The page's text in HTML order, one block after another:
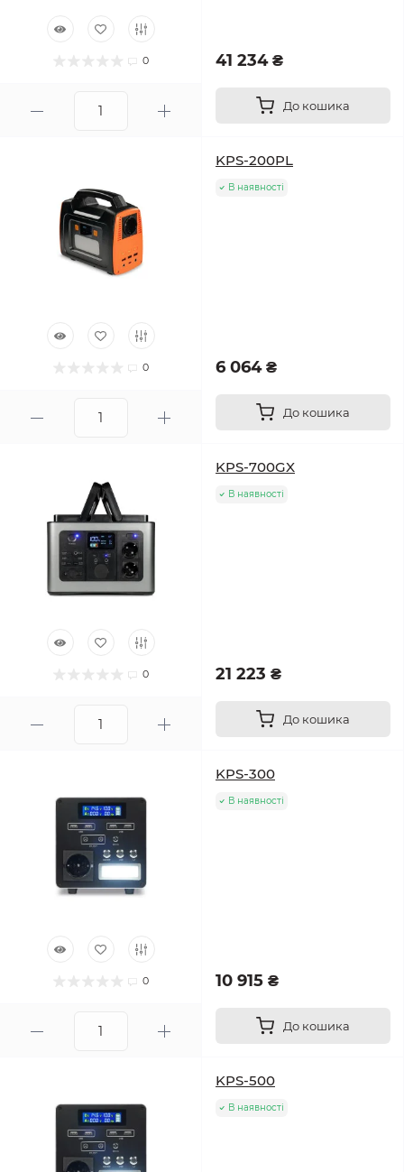
0 41 234 ₴
До кошика
0
KPS-200PL
В наявності
6 064 ₴
До кошика
0
KPS-700GX
В наявності
21 223 ₴
До кошика
0
KPS-300
В наявності
10 915 ₴
До кошика
KPS-500
В наявності